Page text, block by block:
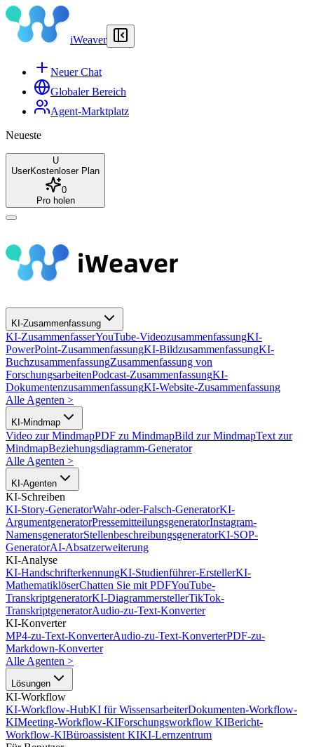
iWeaver
Neuer Chat
Globaler Bereich
Agent-Marktplatz
Neueste
U
UserKostenloser Plan
0
Pro holen
KI-Zusammenfassung
KI-ZusammenfasserYouTube-VideozusammenfassungKI-
PowerPoint-ZusammenfassungKI-BildzusammenfassungKI-
BuchzusammenfassungZusammenfassung von
ForschungsarbeitenPodcast-ZusammenfassungKI-
DokumentenzusammenfassungKI-Website-Zusammenfassung
Alle Agenten >
KI-Mindmap
Video zur MindmapPDF zu MindmapBild zur MindmapText zur
MindmapBeziehungsdiagramm-Generator
Alle Agenten >
KI-Agenten
KI-Schreiben
KI-Story-GeneratorWahr-oder-Falsch-GeneratorKI-
ArgumentgeneratorPressemitteilungsgeneratorInstagram-
NamensgeneratorStellenbeschreibungsgeneratorKI-SOP-
GeneratorAI-Absatzerweiterung
KI-Analyse
KI-HandschrifterkennungKI-Studienführer-ErstellerKI-
MathematiklöserChatten Sie mit PDFYouTube-
TranskriptgeneratorKI-DiagrammerstellerTikTok-
TranskriptgeneratorAudio-zu-Text-Konverter
KI-Konverter
MP4-zu-Text-KonverterAudio-zu-Text-KonverterPDF-zu-
Markdown-Konverter
Alle Agenten >
Lösungen
KI-Workflow
KI-Workflow-HubKI für WissensarbeiterDokumenten-Workflow-
KIMeeting-Workflow-KIForschungsworkflow KIBericht-
Workflow-KIBüroassistent KIKI-Lernzentrum